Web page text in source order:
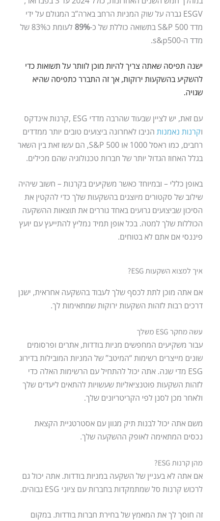
ESGV גברה על שוק המניות הרחב בארה”ב המגולם על ידי
מדד S&P 500 בתשואה כוללת של כ-
89%
לעומת כ83% של
מדד ה-s&p500.
ישנה תפיסה שאתה צריך להיות מוכן לוותר על תשואות כדי
להשקיע בהשקעות ירוקות, אך זה התברר כתפיסה שהיא
שגויה.
עם זאת, יש לציין שבעוד שהרבה מדדי ESG ,קרנות אינדקס
וקרנות נאמנותהניבו לאחרונה ביצועים טובים יותר ממדדים
רחבים, כמו ראסל 1000 או S&P 500, הם עשו זאת בין השאר
בגלל האחוז הגדול יותר של חברות טכנולוגיה שהם מכילים.
באופן כללי – ובמיוחד כאשר משקיעים בקרנות – חשוב שיהיה
שילוב של סקטורים מיוצגים בהשקעות שלך כדי להקטין את
הסיכון שביצועים גרועים באחד גוררים את תוצאות ההשקעה
הכוללות שלך למטה. בכל אופן תמיד נמליץ להתייעץ עם יועץ
פיננסי אם אתם לא בטוחים.
איך למצוא השקעות ESG?
אם אתה מוכן לתת לכסף שלך לעבוד בהשקעה אחראית, ישנן
דרכים רבות לזהות השקעות ירוקות שמתאימות לך.
עשה מחקר ESG משלך
עבור משקיעים המחפשים מניות בודדות, אתרים ופרסומים
שונים מייצרים רשימות “המיטב” של המניות המובילות בדירוג
ESG מדי שנה. אתה יכול להתחיל עם הרשימות האלה כדי
לזהות השקעות פוטנציאליות שעשויות להתאים ליעדים שלך
ולאחר מכן לסנן לפי הקריטריונים שלך.
משם אתה יכול לבנות תיק מגוון עם אסטרטגיית הקצאת
נכסים המתאימה לאופק ההשקעה שלך.
מהן קרנות ESG?
אם אתה לא בעניין של השקעה במניות בודדות. אתה יכול גם
לרכוש קרנות סל שמתמקדות בחברות עם ציוני ESG גבוהים.
זה חוסך לך את המאמץ של בחירת חברות בודדות. במקום